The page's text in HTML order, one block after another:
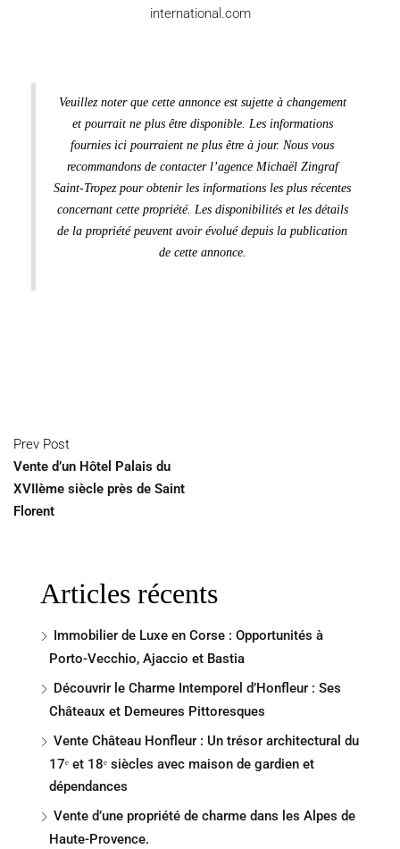
international.com
Veuillez noter que cette annonce est sujette à changement
et pourrait ne plus être disponible. Les informations
fournies ici pourraient ne plus être à jour. Nous vous
recommandons de contacter l’agence Michaël Zingraf
Saint-Tropez pour obtenir les informations les plus récentes
concernant cette propriété. Les disponibilités et les détails
de la propriété peuvent avoir évolué depuis la publication
de cette annonce.
Prev Post
Vente d’un Hôtel Palais du
XVIIème siècle près de Saint
Florent
Articles récents
Immobilier de Luxe en Corse : Opportunités à
Porto-Vecchio, Ajaccio et Bastia
Découvrir le Charme Intemporel d’Honfleur : Ses
Châteaux et Demeures Pittoresques
Vente Château Honfleur : Un trésor architectural du
17ᵉ et 18ᵉ siècles avec maison de gardien et
dépendances
Vente d’une propriété de charme dans les Alpes de
Haute-Provence.